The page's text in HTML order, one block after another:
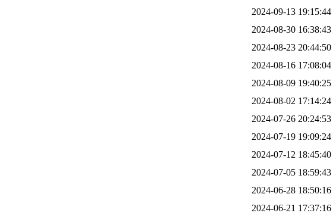
2024-09-13 19:15:44
2024-08-30 16:38:43
2024-08-23 20:44:50
2024-08-16 17:08:04
2024-08-09 19:40:25
2024-08-02 17:14:24
2024-07-26 20:24:53
2024-07-19 19:09:24
2024-07-12 18:45:40
2024-07-05 18:59:43
2024-06-28 18:50:16
2024-06-21 17:37:16